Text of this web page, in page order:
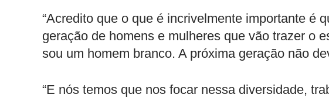
“Acredito que o que é incrivelmente importante é
geração de homens e mulheres que vão trazer o
sou um homem branco. A próxima geração não
“E nós temos que nos focar nessa diversidade,